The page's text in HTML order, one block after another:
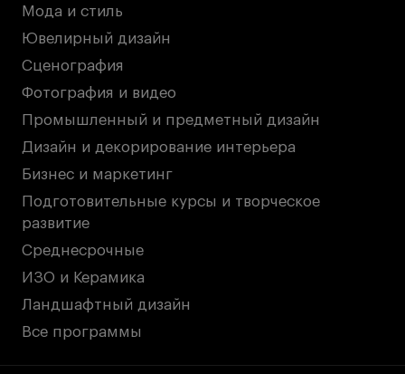
Получить сертификат
дверей
дверей
Истории успеха
Истории успеха
Работы студентов
Работы студентов
Universal University
Universal University
Мода и стиль
Ювелирный дизайн
Сценография
Фотография и видео
Промышленный и предметный дизайн
Дизайн и декорирование интерьера
Бизнес и маркетинг
Подготовительные курсы и творческое
развитие
Среднесрочные
ИЗО и Керамика
Ландшафтный дизайн
Все программы